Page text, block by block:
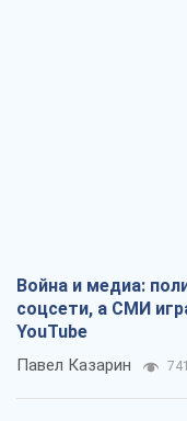
Война и медиа:
соцсети, а СМИ
YouTube
Павел Казарин 741